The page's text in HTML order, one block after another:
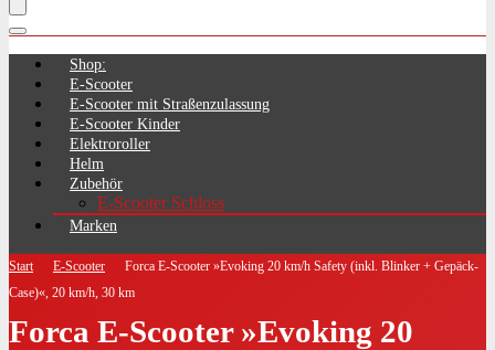
Shop:
E-Scooter
E-Scooter mit Straßenzulassung
E-Scooter Kinder
Elektroroller
Helm
Zubehör
E-Scooter Schloss
Marken
Start E-Scooter
Forca E-Scooter »Evoking 20 km/h Safety (inkl. Blinker + Gepäck-
Case)«, 20 km/h, 30 km
Forca E-Scooter »Evoking 20